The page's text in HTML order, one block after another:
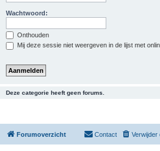
Wachtwoord:
Onthouden
Mij deze sessie niet weergeven in de lijst met
Deze categorie heeft geen forums.
Forumoverzicht Verwijder
Contact